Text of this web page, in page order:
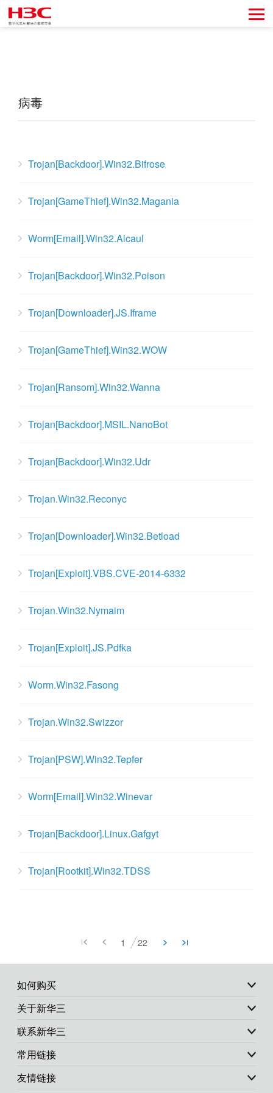
病毒
Trojan[Backdoor].Win32.Bifrose
Trojan[GameThief].Win32.Magania
Worm[Email].Win32.Alcaul
Trojan[Backdoor].Win32.Poison
Trojan[Downloader].JS.Iframe
Trojan[GameThief].Win32.WOW
Trojan[Ransom].Win32.Wanna
Trojan[Backdoor].MSIL.NanoBot
Trojan[Backdoor].Win32.Udr
Trojan.Win32.Reconyc
Trojan[Downloader].Win32.Betload
Trojan[Exploit].VBS.CVE-2014-6332
Trojan.Win32.Nymaim
Trojan[Exploit].JS.Pdfka
Worm.Win32.Fasong
Trojan.Win32.Swizzor
Trojan[PSW].Win32.Tepfer
Worm[Email].Win32.Winevar
Trojan[Backdoor].Linux.Gafgyt
Trojan[Rootkit].Win32.TDSS
1 22
如何购买
关于新华三
联系新华三
常用链接
友情链接